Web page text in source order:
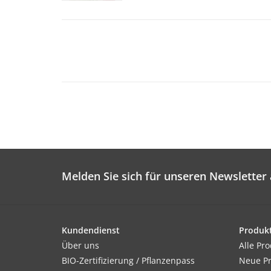
Melden Sie sich für unseren Newsletter
Kundendienst
Über uns
BIO-Zertifizierung / Pflanzenpass
Alle
Neue